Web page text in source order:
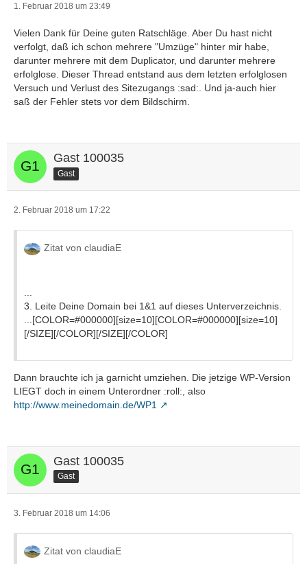
1. Februar 2018 um 23:49
Vielen Dank für Deine guten Ratschläge. Aber Du hast nicht
verfolgt, daß ich schon mehrere "Umzüge" hinter mir habe,
darunter mehrere mit dem Duplicator, und darunter mehrere
erfolglose. Dieser Thread entstand aus dem letzten erfolglosen
Versuch und Verlust des Sitezugangs :sad:. Und ja-auch hier
saß der Fehler stets vor dem Bildschirm.
Gast 100035
Gast
2. Februar 2018 um 17:22
Zitat von claudiaE
3. Leite Deine Domain bei 1&1 auf dieses Unterverzeichnis.
...[COLOR=#000000][size=10][COLOR=#000000][size=10]
[/SIZE][/COLOR][/SIZE][/COLOR]
Dann brauchte ich ja garnicht umziehen. Die jetzige WP-Version
LIEGT doch in einem Unterordner :roll:, also
http://www.meinedomain.de/WP1
Gast 100035
Gast
3. Februar 2018 um 14:06
Zitat von claudiaE